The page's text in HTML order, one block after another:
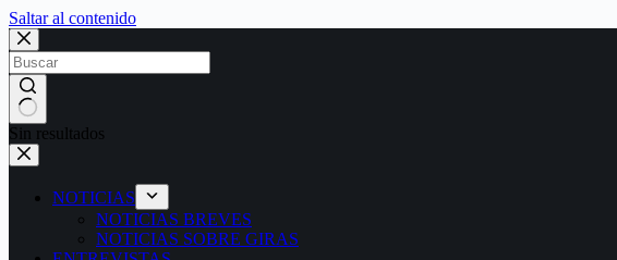
Saltar al contenido
Sin resultados
NOTICIAS
NOTICIAS BREVES
NOTICIAS SOBRE GIRAS